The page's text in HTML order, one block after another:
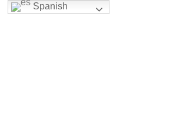
Spanish